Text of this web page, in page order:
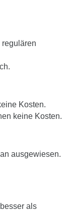
Kosten.
keine Kosten.
ausgewiesen.
als